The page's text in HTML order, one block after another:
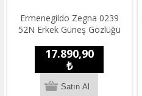
Ermenegildo Zegna 0239
52N Erkek Güneş Gözlüğü
17.890,90
₺